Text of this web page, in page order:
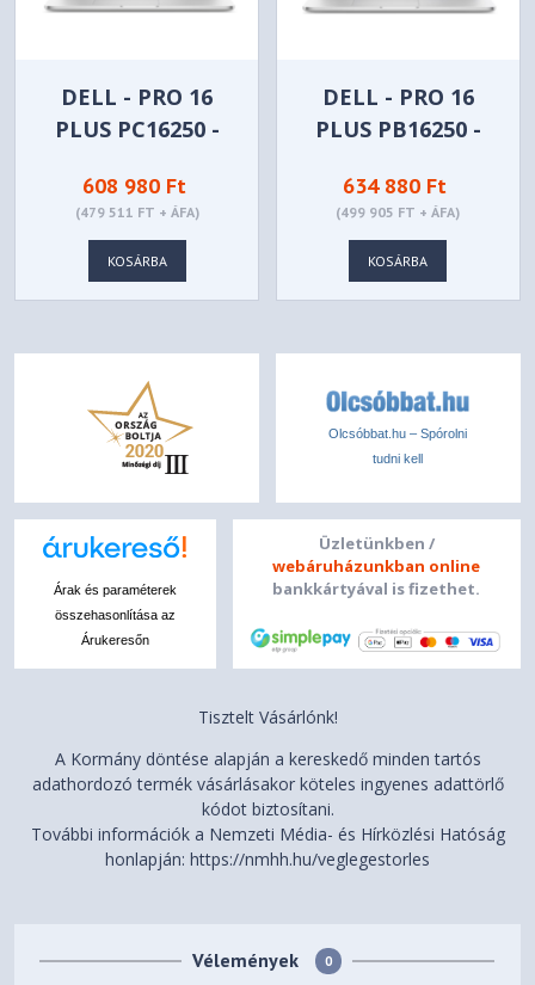
DELL - PRO 16
PLUS PC16250 -
608 980 Ft
(479 511 FT + ÁFA)
KOSÁRBA
DELL - PRO 16
PLUS PB16250 -
634 880 Ft
(499 905 FT + ÁFA)
KOSÁRBA
Olcsóbbat.hu – Spórolni
tudni kell
Árak és paraméterek
összehasonlítása az
Árukeresőn
Üzletünkben /
webáruházunkban online
bankkártyával is fizethet.
Tisztelt Vásárlónk!
A Kormány döntése alapján a kereskedő minden tartós
adathordozó termék vásárlásakor köteles ingyenes adattörlő
kódot biztosítani.
További információk a Nemzeti Média- és Hírközlési Hatóság
honlapján: https://nmhh.hu/veglegestorles
Vélemények 0